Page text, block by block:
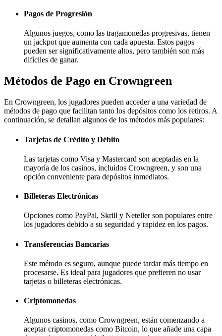
Pagos de Progresión
Algunos juegos, como las tragamonedas progresivas, tienen
un jackpot que aumenta con cada apuesta. Estos pagos
pueden ser significativamente altos, pero también son más
difíciles de ganar.
Métodos de Pago en Crowngreen
En Crowngreen, los jugadores pueden acceder a una variedad de
métodos de pago que facilitan tanto los depósitos como los retiros. A
continuación, se detallan algunos de los métodos más populares:
Tarjetas de Crédito y Débito
Las tarjetas como Visa y Mastercard son aceptadas en la
mayoría de los casinos, incluidos Crowngreen, y son una
opción conveniente para depósitos inmediatos.
Billeteras Electrónicas
Opciones como PayPal, Skrill y Neteller son populares entre
los jugadores debido a su seguridad y rapidez en los pagos.
Transferencias Bancarias
Este método es seguro, aunque puede tardar más tiempo en
procesarse. Es ideal para jugadores que prefieren no usar
tarjetas o billeteras electrónicas.
Criptomonedas
Algunos casinos, como Crowngreen, están comenzando a
aceptar criptomonedas como Bitcoin, lo que añade una capa